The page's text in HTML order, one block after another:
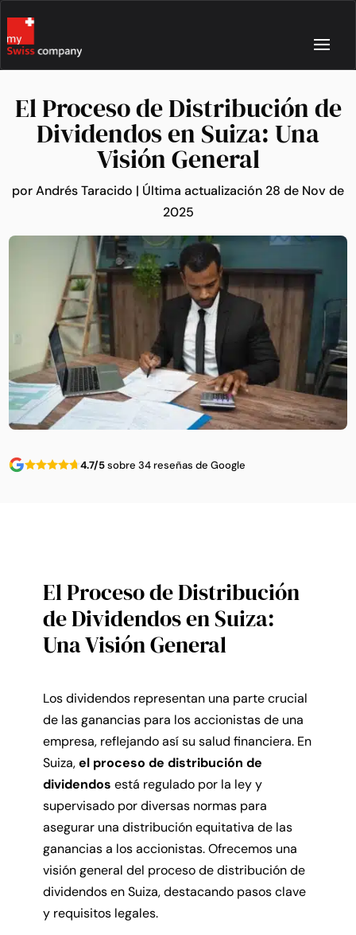
El Proceso de Distribución de
Dividendos en Suiza: Una
Visión General
porAndrés Taracido | Última actualización 28 de Nov de
2025
4.7/5sobre 34 reseñas de Google
El Proceso de Distribución
de Dividendos en Suiza:
Una Visión General
Los dividendos representan una parte crucial
de las ganancias para los accionistas de una
empresa, reflejando así su salud financiera. En
Suiza, el proceso de distribución de
dividendos está regulado por la ley y
supervisado por diversas normas para
asegurar una distribución equitativa de las
ganancias a los accionistas. Ofrecemos una
visión general del proceso de distribución de
dividendos en Suiza, destacando pasos clave
y requisitos legales.